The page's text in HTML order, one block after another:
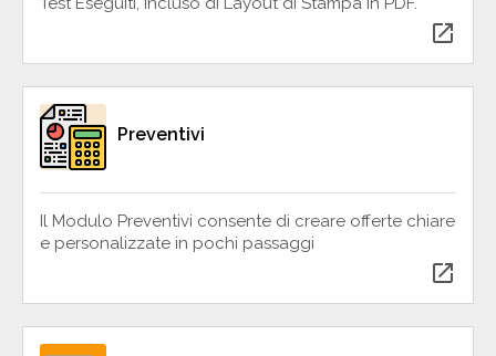
open_in_new
Preventivi
Il Modulo Preventivi consente di creare offerte chiare
e personalizzate in pochi passaggi
open_in_new